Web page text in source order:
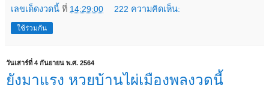
เลขเด็ดงวดนี้ ที่ 14:29:00 222 ความคิดเห็น:
ใช้ร่วมกัน
วันเสาร์ที่ 4 กันยายน พ.ศ. 2564
ยังมาแรง หวยบ้านไผ่เมืองพลงวดนี้